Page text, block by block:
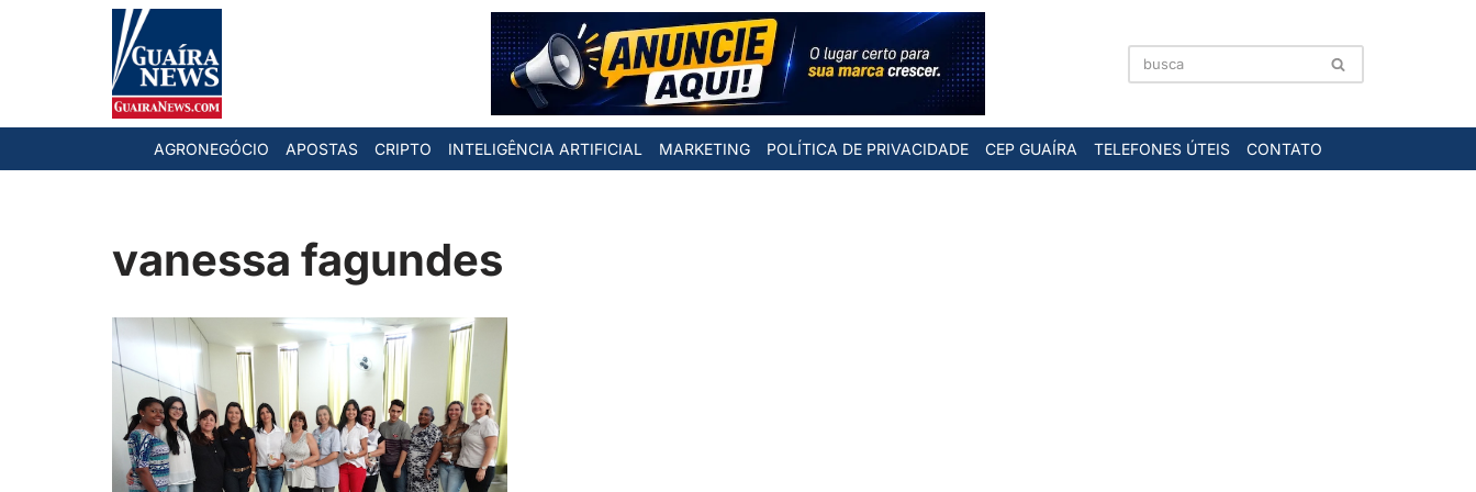
conteúdo
AGRONEGÓCIO APOSTAS CRIPTO INTELIGÊNCIA ARTIFICIAL MARKETING POLÍTICA DE PRIVACIDADE CEP GUAÍRA TELEFONES ÚTEIS CONTATO
vanessa fagundes